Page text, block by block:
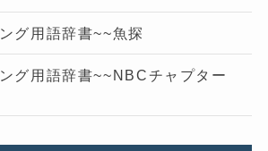
グ用語辞書~~魚探
グ用語辞書~~NBCチャプター